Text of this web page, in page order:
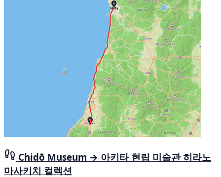
Chidō Museum → 아키타 현립 미술관 히라노
마사키치 컬렉션